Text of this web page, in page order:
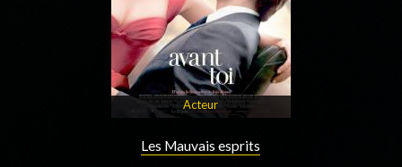
Acteur
Les Mauvais esprits